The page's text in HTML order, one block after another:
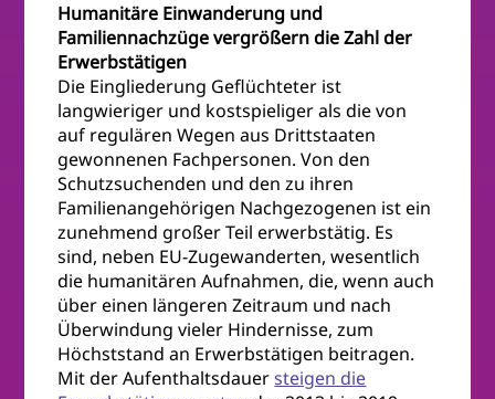
Humanitäre Einwanderung und
Familiennachzüge vergrößern die Zahl der
Erwerbstätigen
Die Eingliederung Geflüchteter ist
langwieriger und kostspieliger als die von
auf regulären Wegen aus Drittstaaten
gewonnenen Fachpersonen. Von den
Schutzsuchenden und den zu ihren
Familienangehörigen Nachgezogenen ist ein
zunehmend großer Teil erwerbstätig. Es
sind, neben EU-Zugewanderten, wesentlich
die humanitären Aufnahmen, die, wenn auch
über einen längeren Zeitraum und nach
Überwindung vieler Hindernisse, zum
Höchststand an Erwerbstätigen beitragen.
Mit der Aufenthaltsdauersteigen die